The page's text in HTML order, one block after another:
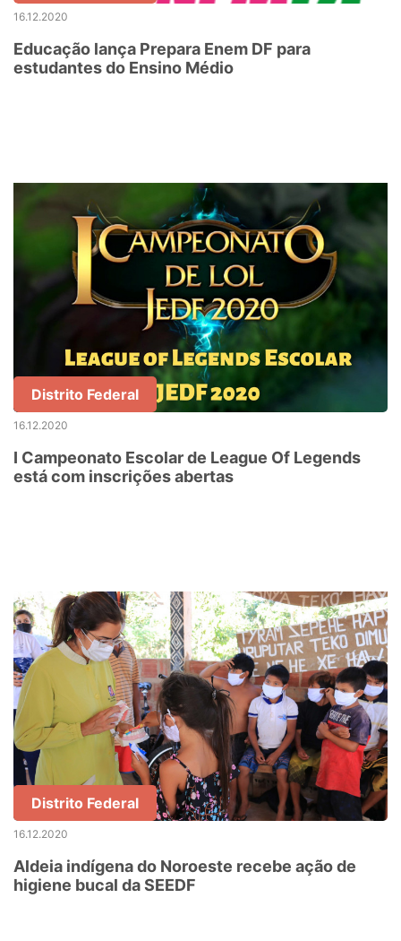
16.12.2020
Educação lança Prepara Enem DF para
estudantes do Ensino Médio
Distrito Federal
16.12.2020
I Campeonato Escolar de League Of Legends
está com inscrições abertas
Distrito Federal
16.12.2020
Aldeia indígena do Noroeste recebe ação de
higiene bucal da SEEDF